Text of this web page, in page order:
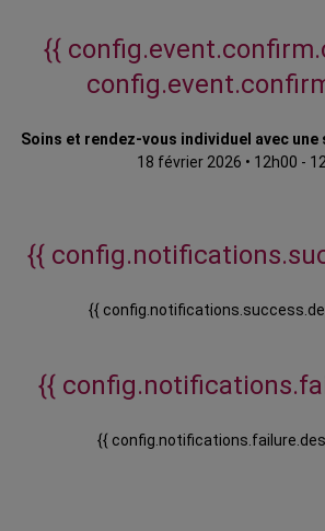
{{
Soins et rendez-vous individuel avec
18 février 2026 • 12h00 -
{{
{{
{{
{{